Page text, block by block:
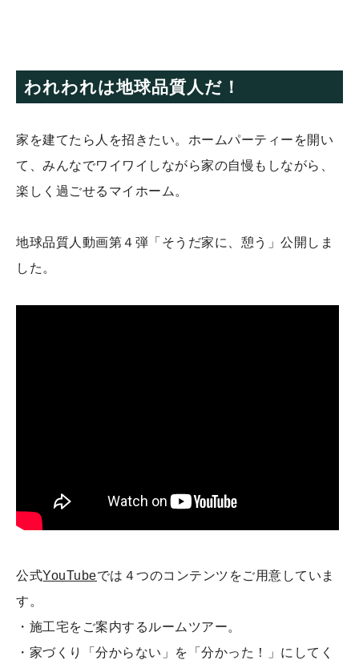
われわれは地球品質人だ！
家を建てたら人を招きたい。ホームパーティーを開い
て、みんなでワイワイしながら家の自慢もしながら、
楽しく過ごせるマイホーム。
地球品質人動画第４弾「そうだ家に、憩う」公開しま
した。
公式YouTubeでは４つのコンテンツをご用意していま
す。
・施工宅をご案内するルームツアー。
・家づくり「分からない」を「分かった！」にしてく